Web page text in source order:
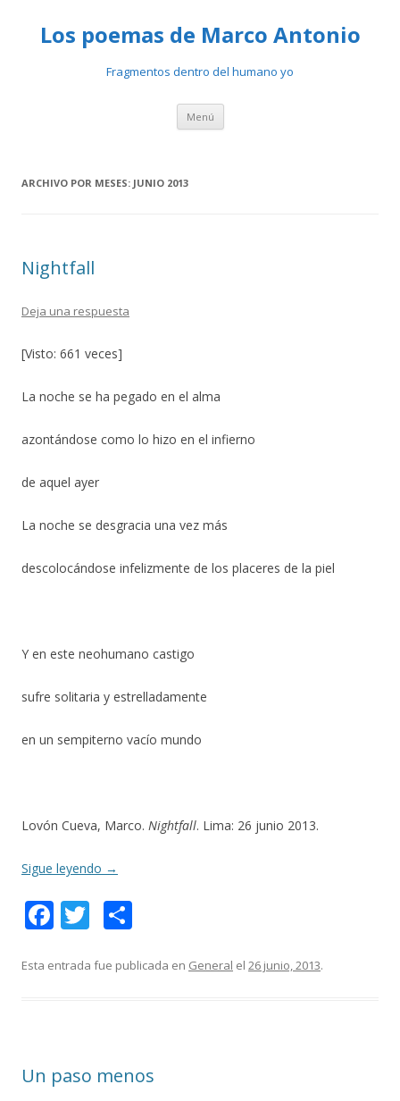
Los poemas de Marco Antonio
Fragmentos dentro del humano yo
Menú Ir
contenido
ARCHIVO POR MESES: JUNIO 2013
Nightfall
Deja una respuesta
[Visto: 661 veces]
La noche se ha pegado en el alma
azontándose como lo hizo en el infierno
de aquel ayer
La noche se desgracia una vez más
descolocándose infelizmente de los placeres de la piel
Y en este neohumano castigo
sufre solitaria y estrelladamente
en un sempiterno vacío mundo
Lovón Cueva, Marco. Nightfall. Lima: 26 junio 2013.
Sigue leyendo →
F
e
k
T
itt m
r
Esta entrada fue publicada en General el 26 junio, 2013.
Un paso menos